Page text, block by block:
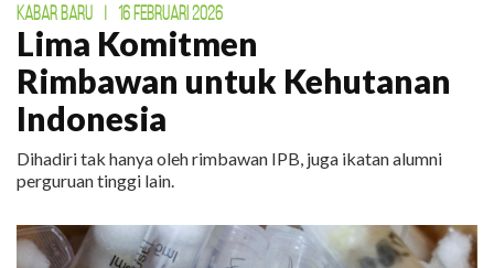
KABAR BARU | 16 FEBRUARI 2026
Lima Komitmen
Rimbawan untuk Kehutanan
Indonesia
Dihadiri tak hanya oleh rimbawan IPB, juga ikatan alumni
perguruan tinggi lain.